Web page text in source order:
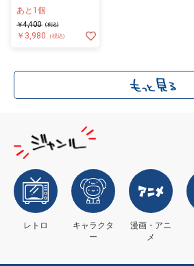
あと1個
￥4,400 (税込)
￥3,980 (税込)
レトロ
キャラクタ
ー
漫画・アニ
メ